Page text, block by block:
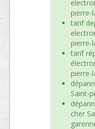
pierre-
tarif
pierre-
tarif
pierre-
Saint-
cher